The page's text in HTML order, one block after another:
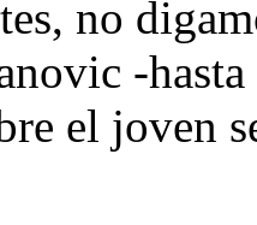
no
-
el joven